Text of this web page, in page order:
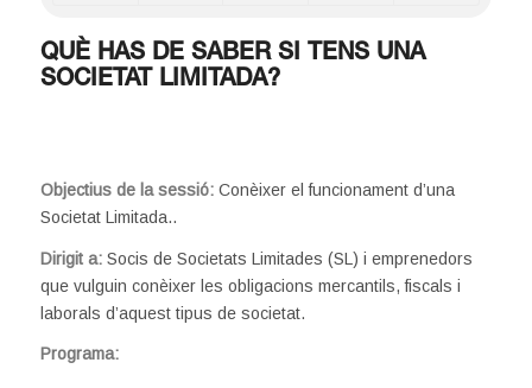
QUÈ HAS DE SABER SI TENS UNA
SOCIETAT LIMITADA?
Objectius de la sessió:Conèixer el funcionament d’una
Societat Limitada..
Dirigit a: Socis de Societats Limitades (SL) i emprenedors
que vulguin conèixer les obligacions mercantils, fiscals i
laborals d’aquest tipus de societat.
Programa: